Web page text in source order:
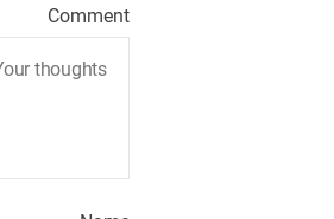
Comment